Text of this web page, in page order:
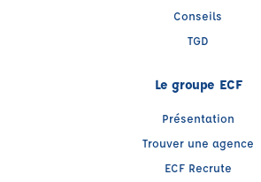
Conseils
TGD
Le groupe ECF
Présentation
Trouver une agence
ECF Recrute